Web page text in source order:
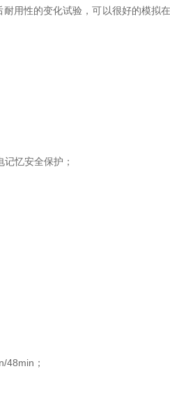
用性的变化试验，可以很好的模拟
忆安全保护；
48min；